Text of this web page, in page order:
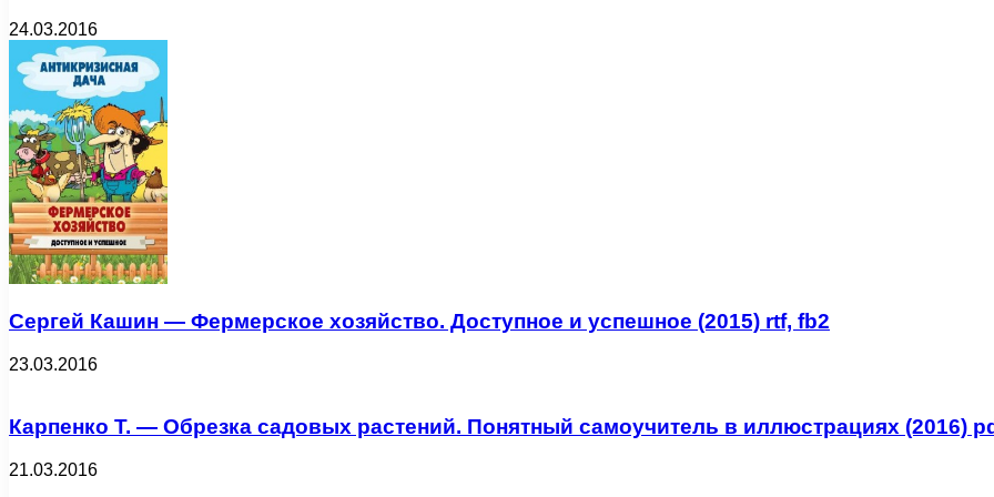
24.03.2016
Сергей Кашин — Фермерское хозяйство. Доступное и успешное (2015) rtf, fb2
23.03.2016
Карпенко Т. — Обрезка садовых растений. Понятный самоучитель в иллюстрациях (2016)
21.03.2016